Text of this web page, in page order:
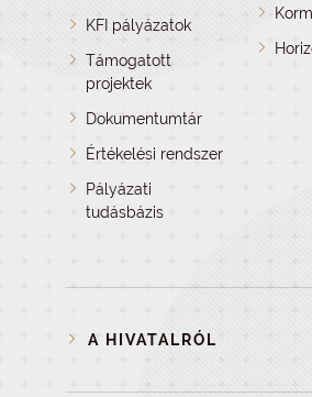
KFI pályázatok
Támogatott
projektek
Dokumentumtár
Értékelési rendszer
Pályázati
tudásbázis
A HIVATALRÓL